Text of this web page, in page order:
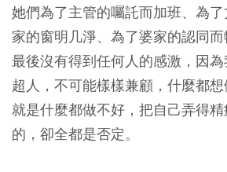
她們為了主管的囑託而加班、為
家的窗明几淨、為了婆家的認同而
最後沒有得到任何人的感激，因
超人，不可能樣樣兼顧，什麼都
就是什麼都做不好，把自己弄得
的，卻全都是否定。